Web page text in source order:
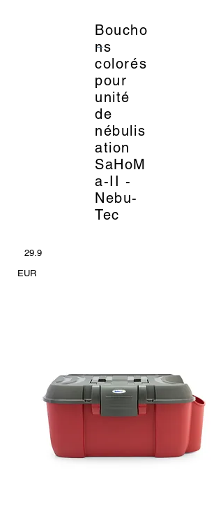
Boucho
ns
colorés
pour
unité
de
nébulis
ation
SaHoM
a-II -
Nebu-
Tec
_
29.9
EUR